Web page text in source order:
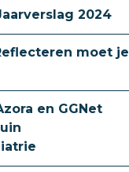
2024
moet je
en GGNet